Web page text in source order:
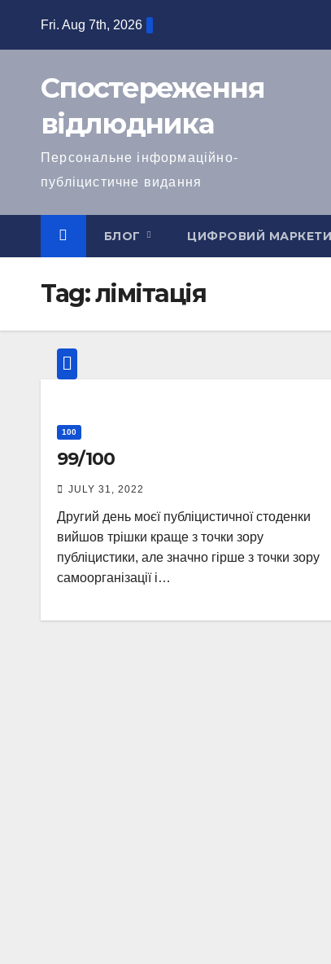
Fri. Aug 7th, 2026
Спостереження
відлюдника
Персональне інформаційно-
публіцистичне видання
БЛОГ ЦИФРОВИЙ
Tag:лімітація
100
99/100
JULY 31, 2022
Другий день моєї публіцистичної стоденки
вийшов трішки краще з точки зору
публіцистики, але значно гірше з точки зору
самоорганізації і…